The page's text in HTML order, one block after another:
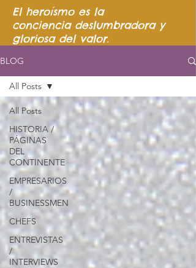
El heroísmo es la
conciencia deslumbradora y
gloriosa del valor.
BLOG
All Posts
HISTORIA /
PÁGINAS
DEL
CONTINENTE
EMPRESARIOS
/
BUSINESSMEN
CHEFS
ENTREVISTAS
/
INTERVIEWS
All Posts